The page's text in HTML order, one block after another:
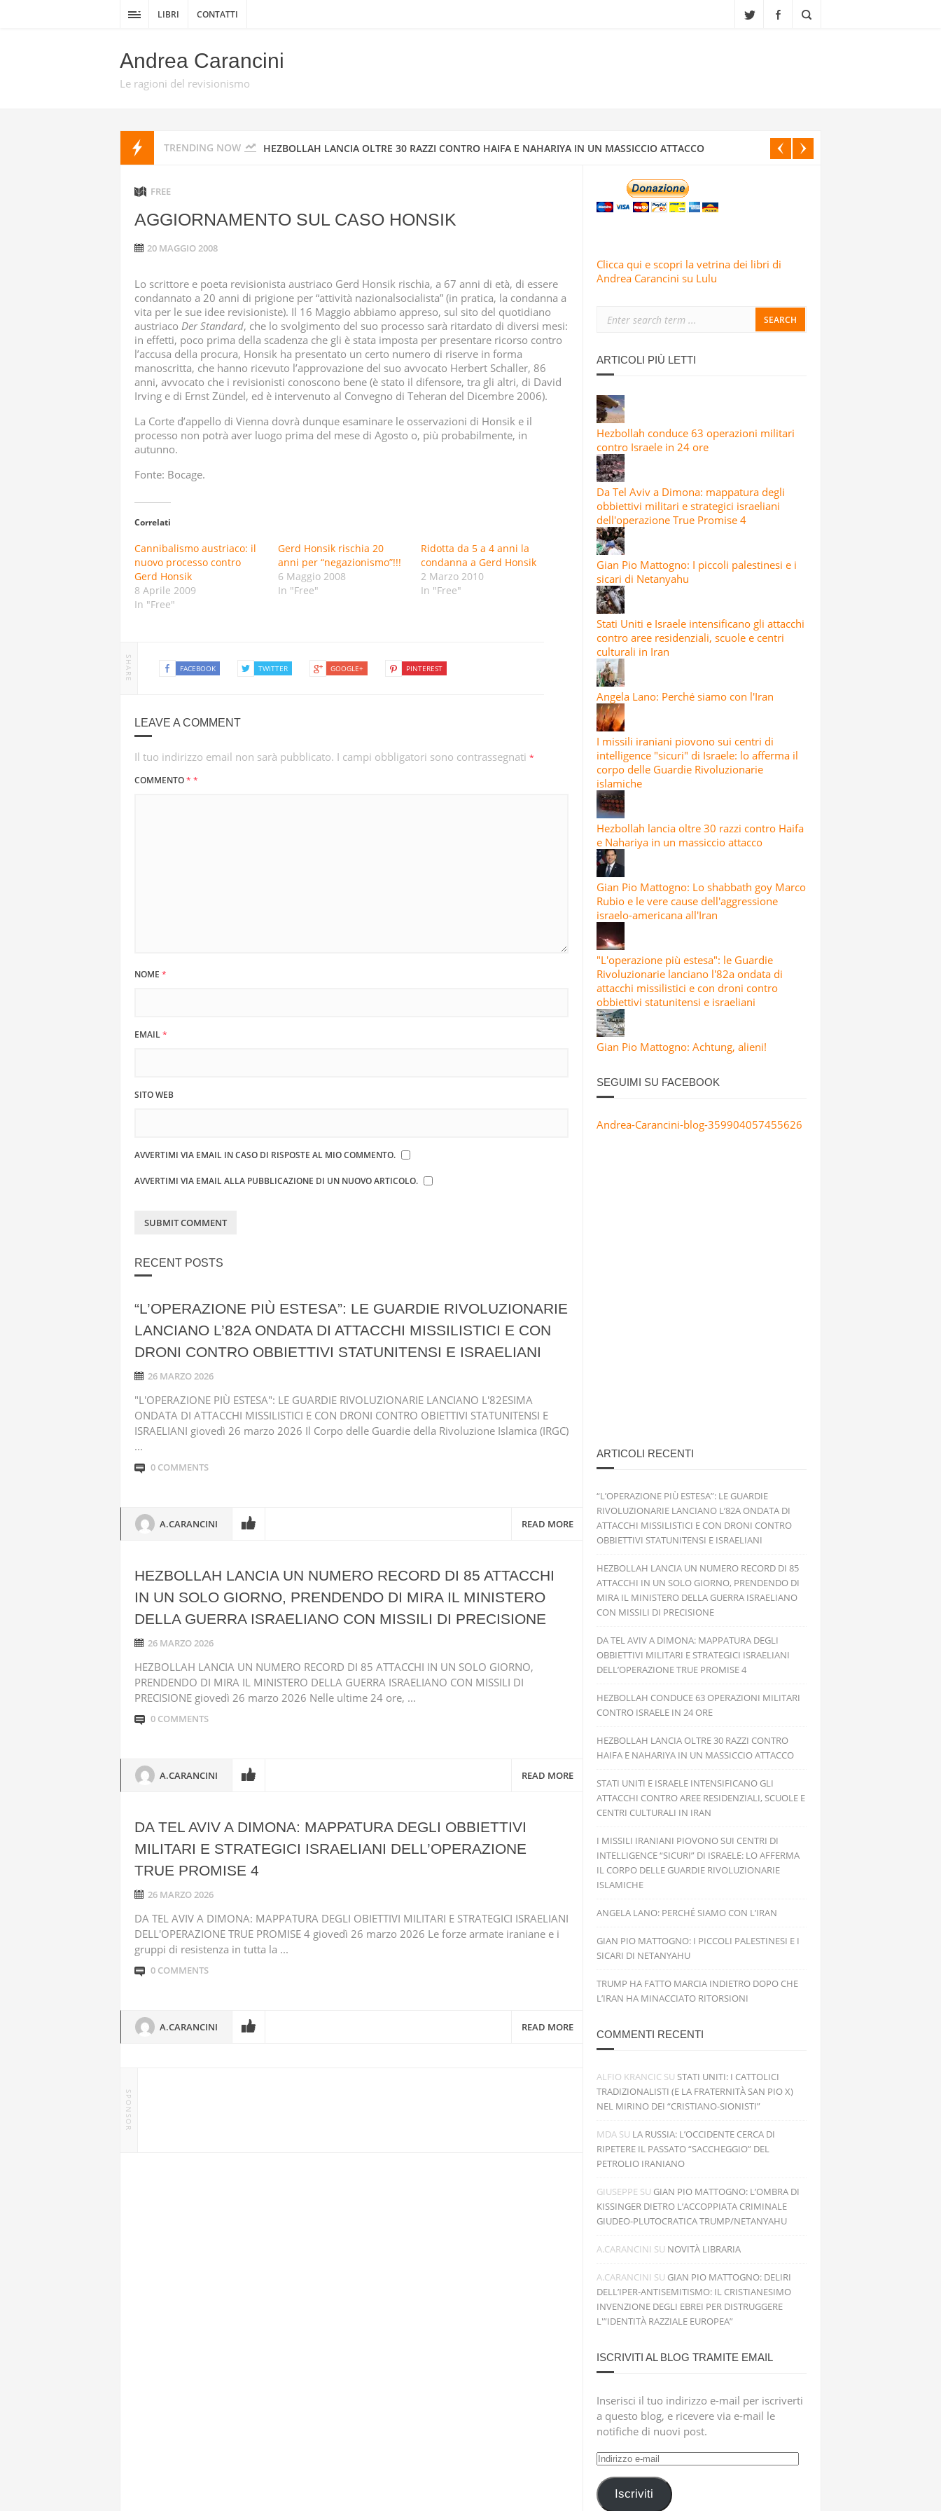
LIBRI CONTATTI
Andrea Carancini
Le ragioni del revisionismo
TRENDING NOW HEZBOLLAH LANCIA OLTRE 30 RAZZI CONTRO HAIFA E NAHARIYA IN UN MASSICCIO ATTACCO
STATI UNITI E ISRAELE INTENSIFICANO GLI ATTACCHI CONTRO AREE RESIDENZIALI, SCUOLE E CENTRI CULTURALI IN
IRAN
GUARDIE RIVOLUZIONARIE ISLAMICHE
ANGELA LANO: PERCHÉ SIAMO CON L’IRAN
“L’OPERAZIONE PIÙ ESTESA”: LE GUARDIE RIVOLUZIONARIE LANCIANO L’82A ONDATA DI ATTACCHI MISSILISTICI E
CON DRONI CONTRO OBBIETTIVI STATUNITENSI E ISRAELIANI
FREE
AGGIORNAMENTO SUL CASO HONSIK
20 MAGGIO 2008
Lo scrittore e poeta revisionista austriaco Gerd Honsik rischia, a 67 anni di età, di essere
condannato a 20 anni di prigione per “attività nazionalsocialista” (in pratica, la condanna a
vita per le sue idee revisioniste). Il 16 Maggio abbiamo appreso, sul sito del quotidiano
austriaco Der Standard, che lo svolgimento del suo processo sarà ritardato di diversi mesi:
in effetti, poco prima della scadenza che gli è stata imposta per presentare ricorso contro
l’accusa della procura, Honsik ha presentato un certo numero di riserve in forma
manoscritta, che hanno ricevuto l’approvazione del suo avvocato Herbert Schaller, 86
anni, avvocato che i revisionisti conoscono bene (è stato il difensore, tra gli altri, di David
Irving e di Ernst Zündel, ed è intervenuto al Convegno di Teheran del Dicembre 2006).
La Corte d’appello di Vienna dovrà dunque esaminare le osservazioni di Honsik e il
processo non potrà aver luogo prima del mese di Agosto o, più probabilmente, in
autunno.
Fonte: Bocage.
Correlati
Cannibalismo austriaco: il
nuovo processo contro
Gerd Honsik
8 Aprile 2009
In "Free"
Gerd Honsik rischia 20
anni per “negazionismo”!!!
6 Maggio 2008
In "Free"
Ridotta da 5 a 4 anni la
condanna a Gerd Honsik
2 Marzo 2010
In "Free"
SHARE FACEBOOK TWITTER GOOGLE+ PINTEREST
LEAVE A COMMENT
Il tuo indirizzo email non sarà pubblicato. I campi obbligatori sono contrassegnati *
COMMENTO* *
NOME *
EMAIL*
SITO WEB
AVVERTIMI VIA EMAIL IN CASO DI RISPOSTE AL MIO COMMENTO.
AVVERTIMI VIA EMAIL ALLA PUBBLICAZIONE DI UN NUOVO ARTICOLO.
RECENT POSTS
“L’OPERAZIONE PIÙ ESTESA”: LE GUARDIE RIVOLUZIONARIE
LANCIANO L’82A ONDATA DI ATTACCHI MISSILISTICI E CON
DRONI CONTRO OBBIETTIVI STATUNITENSI E ISRAELIANI
26 MARZO 2026
"L'OPERAZIONE PIÙ ESTESA": LE GUARDIE RIVOLUZIONARIE LANCIANO L'82ESIMA
ONDATA DI ATTACCHI MISSILISTICI E CON DRONI CONTRO OBIETTIVI STATUNITENSI E
ISRAELIANI giovedì 26 marzo 2026 Il Corpo delle Guardie della Rivoluzione Islamica (IRGC)
...
0 COMMENTS
A.CARANCINI READ MORE
HEZBOLLAH LANCIA UN NUMERO RECORD DI 85 ATTACCHI
IN UN SOLO GIORNO, PRENDENDO DI MIRA IL MINISTERO
DELLA GUERRA ISRAELIANO CON MISSILI DI PRECISIONE
26 MARZO 2026
HEZBOLLAH LANCIA UN NUMERO RECORD DI 85 ATTACCHI IN UN SOLO GIORNO,
PRENDENDO DI MIRA IL MINISTERO DELLA GUERRA ISRAELIANO CON MISSILI DI
PRECISIONE giovedì 26 marzo 2026 Nelle ultime 24 ore, ...
0 COMMENTS
A.CARANCINI READ MORE
DA TEL AVIV A DIMONA: MAPPATURA DEGLI OBBIETTIVI
MILITARI E STRATEGICI ISRAELIANI DELL’OPERAZIONE
TRUE PROMISE 4
26 MARZO 2026
DA TEL AVIV A DIMONA: MAPPATURA DEGLI OBIETTIVI MILITARI E STRATEGICI ISRAELIANI
DELL'OPERAZIONE TRUE PROMISE 4 giovedì 26 marzo 2026 Le forze armate iraniane e i
gruppi di resistenza in tutta la ...
0 COMMENTS
A.CARANCINI READ MORE
SPONSOR
Clicca qui e scopri la vetrina dei libri di
Andrea Carancini su Lulu
ARTICOLI PIÙ LETTI
Hezbollah conduce 63 operazioni militari
contro Israele in 24 ore
Da Tel Aviv a Dimona: mappatura degli
obbiettivi militari e strategici israeliani
dell'operazione True Promise 4
Gian Pio Mattogno: I piccoli palestinesi e i
sicari di Netanyahu
Stati Uniti e Israele intensificano gli attacchi
contro aree residenziali, scuole e centri
culturali in Iran
Angela Lano: Perché siamo con l'Iran
I missili iraniani piovono sui centri di
intelligence "sicuri" di Israele: lo afferma il
corpo delle Guardie Rivoluzionarie
islamiche
Hezbollah lancia oltre 30 razzi contro Haifa
e Nahariya in un massiccio attacco
Gian Pio Mattogno: Lo shabbath goy Marco
Rubio e le vere cause dell'aggressione
israelo-americana all'Iran
"L'operazione più estesa": le Guardie
Rivoluzionarie lanciano l'82a ondata di
attacchi missilistici e con droni contro
obbiettivi statunitensi e israeliani
Gian Pio Mattogno: Achtung, alieni!
SEGUIMI SU FACEBOOK
Andrea-Carancini-blog-359904057455626
ARTICOLI RECENTI
“L’OPERAZIONE PIÙ ESTESA”: LE GUARDIE
RIVOLUZIONARIE LANCIANO L’82A ONDATA DI
ATTACCHI MISSILISTICI E CON DRONI CONTRO
OBBIETTIVI STATUNITENSI E ISRAELIANI
HEZBOLLAH LANCIA UN NUMERO RECORD DI 85
ATTACCHI IN UN SOLO GIORNO, PRENDENDO DI
MIRA IL MINISTERO DELLA GUERRA ISRAELIANO
CON MISSILI DI PRECISIONE
DA TEL AVIV A DIMONA: MAPPATURA DEGLI
OBBIETTIVI MILITARI E STRATEGICI ISRAELIANI
DELL’OPERAZIONE TRUE PROMISE 4
HEZBOLLAH CONDUCE 63 OPERAZIONI MILITARI
CONTRO ISRAELE IN 24 ORE
HEZBOLLAH LANCIA OLTRE 30 RAZZI CONTRO
HAIFA E NAHARIYA IN UN MASSICCIO ATTACCO
STATI UNITI E ISRAELE INTENSIFICANO GLI
ATTACCHI CONTRO AREE RESIDENZIALI, SCUOLE E
CENTRI CULTURALI IN IRAN
I MISSILI IRANIANI PIOVONO SUI CENTRI DI
INTELLIGENCE “SICURI” DI ISRAELE: LO AFFERMA
IL CORPO DELLE GUARDIE RIVOLUZIONARIE
ISLAMICHE
ANGELA LANO: PERCHÉ SIAMO CON L’IRAN
GIAN PIO MATTOGNO: I PICCOLI PALESTINESI E I
SICARI DI NETANYAHU
TRUMP HA FATTO MARCIA INDIETRO DOPO CHE
L’IRAN HA MINACCIATO RITORSIONI
COMMENTI RECENTI
ALFIO KRANCIC SU STATI UNITI: I CATTOLICI
TRADIZIONALISTI (E LA FRATERNITÀ SAN PIO X)
NEL MIRINO DEI “CRISTIANO-SIONISTI”
MDA SU LA RUSSIA: L’OCCIDENTE CERCA DI
RIPETERE IL PASSATO “SACCHEGGIO” DEL
PETROLIO IRANIANO
GIUSEPPE SU GIAN PIO MATTOGNO: L’OMBRA DI
KISSINGER DIETRO L’ACCOPPIATA CRIMINALE
GIUDEO-PLUTOCRATICA TRUMP/NETANYAHU
A.CARANCINI SU NOVITÀ LIBRARIA
A.CARANCINI SU GIAN PIO MATTOGNO: DELIRI
DELL’IPER-ANTISEMITISMO: IL CRISTIANESIMO
INVENZIONE DEGLI EBREI PER DISTRUGGERE
L'”IDENTITÀ RAZZIALE EUROPEA”
ISCRIVITI AL BLOG TRAMITE EMAIL
Inserisci il tuo indirizzo e-mail per iscriverti
a questo blog, e ricevere via e-mail le
notifiche di nuovi post.
Indirizzo
mailIscriviti